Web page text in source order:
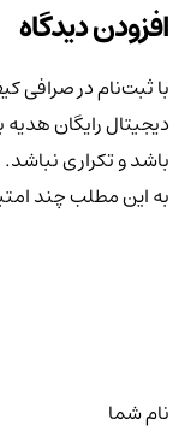
افزودن دیدگاه
با ثبت‌نام در صرافی
باشد و تکراری نباشد.
به این مطلب چند
نام شما